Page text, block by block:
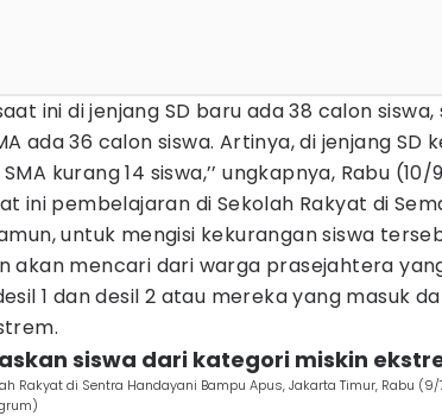
saat ini di jenjang SD baru ada 38 calon
ada 36 calon siswa. Artinya, di jenjang SD
kurang 14 siswa,’’ ungkapnya, Rabu
ini pembelajaran di Sekolah Rakyat di
untuk mengisi kekurangan siswa
akan mencari dari warga prasejahtera
1 dan desil 2 atau mereka yang masuk
siswa dari kategori miskin
Rakyat di Sentra Handayani Bampu Apus, Jakarta Timur, Rabu